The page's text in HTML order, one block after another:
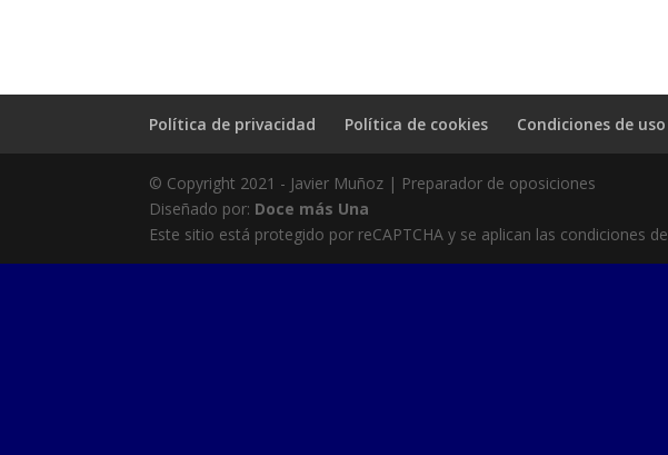
Política de privacidad Política de cookies Condiciones de uso
© Copyright 2021 - Javier Muñoz | Preparador de oposiciones
Diseñado por: Doce más Una
Este sitio está protegido por reCAPTCHA y se aplican las condiciones de